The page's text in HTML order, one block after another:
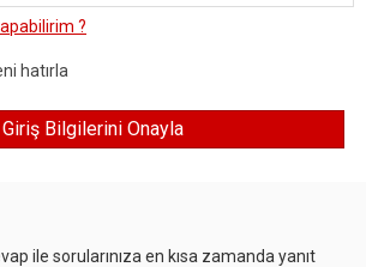
?
hatırla
ile sorularınıza en kısa zamanda yanıt